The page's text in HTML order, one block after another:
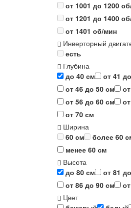
от 1001 до 1200
от 1201 до 1400
от 1401 об/мин
Инверторный
есть
Глубина
до 40 см
от 41
от 46 до 50 см
от 56 до 60 см
от 70 см
Ширина
60 см
более 60
менее 60 см
Высота
до 80 см
от 81
от 86 до 90 см
Цвет